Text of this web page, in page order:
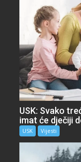
USK: Svako
imat će dječiji
USK Vijesti